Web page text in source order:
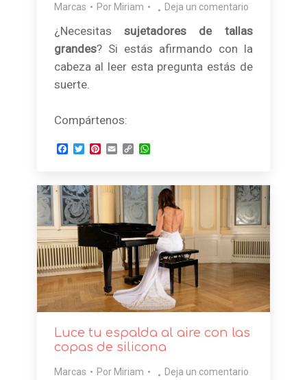
Marcas Por Miriam Deja un comentario
¿Necesitas sujetadores de tallas
grandes? Si estás afirmando con la
cabeza al leer esta pregunta estás de
suerte.
Compártenos:
Facebook
TwitterPinterest
EmailCopyWhatsApp
Luce tu espalda al aire con las
copas de silicona
Marcas Por Miriam Deja un comentario